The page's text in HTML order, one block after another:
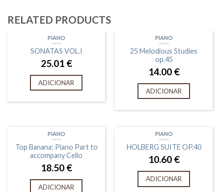
RELATED PRODUCTS
PIANO
SONATAS VOL.I
25.01 €
ADICIONAR
PIANO
25 Melodious Studies
op.45
14.00 €
ADICIONAR
PIANO
Top Banana: Piano Part to
accompany Cello
18.50 €
ADICIONAR
PIANO
HOLBERG SUITE OP.40
10.60 €
ADICIONAR